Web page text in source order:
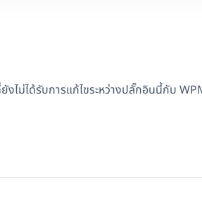
งไม่ได้รับการแก้ไขระหว่างปลั๊กอินนี้กับ